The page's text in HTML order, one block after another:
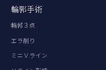
輪郭手術
輪郭３点
エラ削り
ミニＶライン